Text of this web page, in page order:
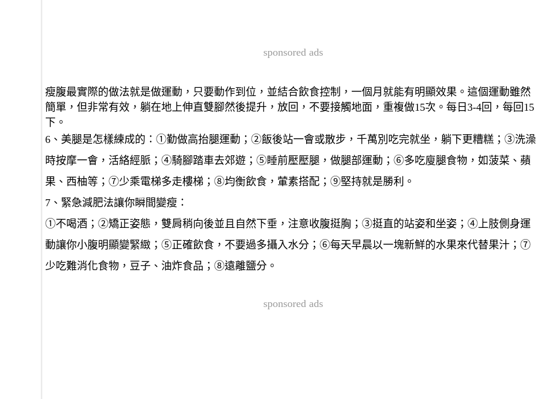
sponsored ads
瘦腹最實際的做法就是做運動，只要動作到位，並結合飲食控制，一個月就能有明顯效果。這個運動雖然
簡單，但非常有效，躺在地上伸直雙腳然後提升，放回，不要接觸地面，重複做15次。每日3-4回，每回15
下。
6、美腿是怎樣練成的：①勤做高抬腿運動；②飯後站一會或散步，千萬別吃完就坐，躺下更糟糕；③洗澡
時按摩一會，活絡經脈；④騎腳踏車去郊遊；⑤睡前壓壓腿，做腿部運動；⑥多吃廋腿食物，如菠菜、蘋
果、西柚等；⑦少乘電梯多走樓梯；⑧均衡飲食，葷素搭配；⑨堅持就是勝利。
7、緊急減肥法讓你瞬間變瘦：
①不喝酒；②矯正姿態，雙肩稍向後並且自然下垂，注意收腹挺胸；③挺直的站姿和坐姿；④上肢側身運
動讓你小腹明顯變緊緻；⑤正確飲食，不要過多攝入水分；⑥每天早晨以一塊新鮮的水果來代替果汁；⑦
少吃難消化食物，豆子、油炸食品；⑧遠離鹽分。
sponsored ads